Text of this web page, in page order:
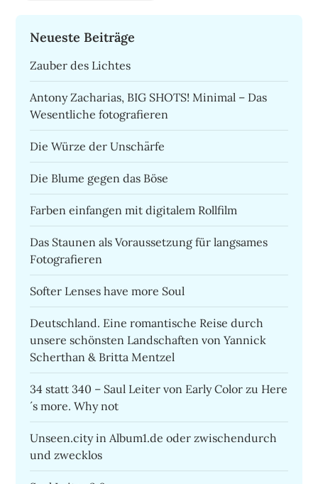
Neueste Beiträge
Zauber des Lichtes
Antony Zacharias, BIG SHOTS! Minimal – Das
Wesentliche fotografieren
Die Würze der Unschärfe
Die Blume gegen das Böse
Farben einfangen mit digitalem Rollfilm
Das Staunen als Voraussetzung für langsames
Fotografieren
Softer Lenses have more Soul
Deutschland. Eine romantische Reise durch
unsere schönsten Landschaften von Yannick
Scherthan & Britta Mentzel
34 statt 340 – Saul Leiter von Early Color zu Here
´s more. Why not
Unseen.city in Album1.de oder zwischendurch
und zwecklos